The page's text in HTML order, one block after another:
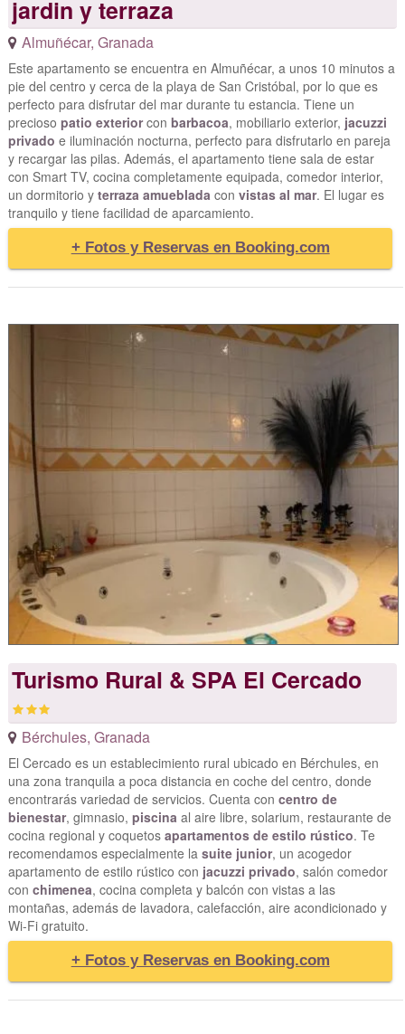
jardin y terraza
Almuñécar, Granada
Este apartamento se encuentra en Almuñécar, a unos 10 minutos a
pie del centro y cerca de la playa de San Cristóbal, por lo que es
perfecto para disfrutar del mar durante tu estancia. Tiene un
precioso patio exteriorcon barbacoa, mobiliario exterior, jacuzzi
privado e iluminación nocturna, perfecto para disfrutarlo en pareja
y recargar las pilas. Además, el apartamento tiene sala de estar
con Smart TV, cocina completamente equipada, comedor interior,
un dormitorio y terraza amueblada con vistas al mar. El lugar es
tranquilo y tiene facilidad de aparcamiento.
+ Fotos y Reservas en Booking.com
Turismo Rural & SPA El Cercado
Bérchules, Granada
El Cercado es un establecimiento rural ubicado en Bérchules, en
una zona tranquila a poca distancia en coche del centro, donde
encontrarás variedad de servicios. Cuenta con centro de
bienestar, gimnasio, piscina al aire libre, solarium, restaurante de
cocina regional y coquetos apartamentos de estilo rústico. Te
recomendamos especialmente la suite junior, un acogedor
apartamento de estilo rústico con jacuzzi privado, salón comedor
con chimenea, cocina completa y balcón con vistas a las
montañas, además de lavadora, calefacción, aire acondicionado y
Wi-Fi gratuito.
+ Fotos y Reservas en Booking.com